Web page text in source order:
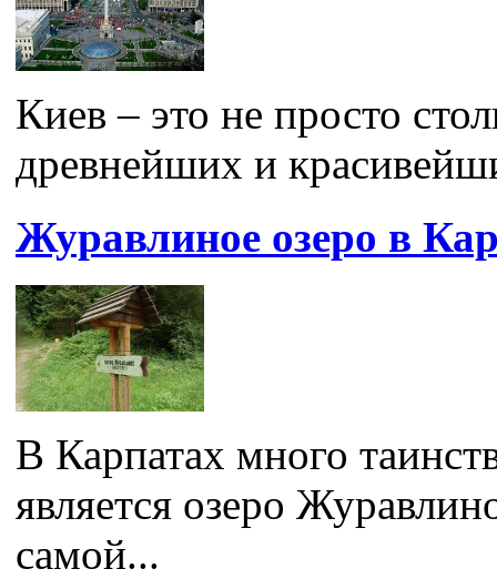
Киев – это не просто
древнейших и
Журавлиное озеро в
В Карпатах много
является озеро
самой...